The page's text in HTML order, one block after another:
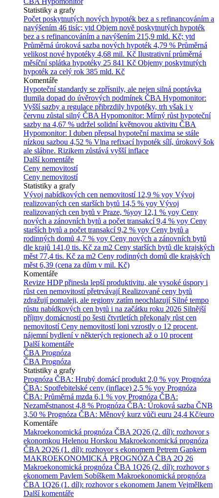
Statistiky a grafy
Počet poskytnutých nových hypoték bez a s refinancováním a
navýšením 46 tisíc; ytd Objem nově poskytnutých hypoték
bez a s refinancováním a navýšením 215,9 mld. Kč; ytd
Průměrná úroková sazba nových hypoték 4,79 % Průměrná
velikost nové hypotéky 4,68 mil. Kč Ilustrativní průměrná
měsíční splátka hypotéky 25 841 Kč Objemy poskytnutých
hypoték za celý rok 385 mld. Kč
Komentáře
Hypoteční standardy se zpřísnily, ale nejen silná poptávka
tlumila dopad do úvěrových podmínek ČBA Hypomonitor:
Vyšší sazby a regulace přibrzdily hypotéky, trh však i v
červnu zůstal silný ČBA Hypomonitor: Mírný růst hypoteční
sazby na 4,67 % udržel solidní květnovou aktivitu ČBA
Hypomonitor: I duben přepsal hypoteční maxima se stále
nízkou sazbou 4,52 % Vlna refixací hypoték sílí, úrokový šok
ale slábne. Rizikem zůstává vyšší inflace
Další komentáře
Ceny nemovitostí
Ceny nemovitostí
Statistiky a grafy
Vývoj nabídkových cen nemovitostí 12,9 % yoy Vývoj
realizovaných cen starších bytů 14,5 % yoy Vývoj
realizovaných cen bytů v Praze, %yoy 12,1 % yoy Ceny
nových a zánovních bytů a počet transakcí 9,4 % yoy Ceny
starších bytů a počet transakcí 9,2 % yoy Ceny bytů a
rodinných domů 4,7 % yoy Ceny nových a zánovních bytů
dle krajů 141,0 tis. Kč za m2 Ceny starších bytů dle krajských
měst 77,4 tis. Kč za m2 Ceny rodinných domů dle krajských
měst 6,39 (cena za dům v mil. Kč)
Komentáře
Revize HDP přinesla lepší produktivitu, ale vysoké úspory i
růst cen nemovitostí přetrvávají Realizované ceny bytů
zdražují pomaleji, ale regiony zatím neochlazují Silné tempo
růstu nabídkových cen bytů i na začátku roku 2026 Silnější
příjmy domácností po šesti čtvrtletích překonaly růst cen
nemovitostí Ceny nemovitostí loni vzrostly o 12 procent,
nájemní bydlení v některých regionech až o 10 procent
Další komentáře
ČBA Prognóza
ČBA Prognóza
Statistiky a grafy
Prognóza ČBA: Hrubý domácí produkt 2,0 % yoy Prognóza
ČBA: Spotřebitelské ceny (inflace) 2,5 % yoy Prognóza
ČBA: Průměrná mzda 6,1 % yoy Prognóza ČBA:
Nezaměstnanost 4,8 % Prognóza ČBA: Úroková sazba ČNB
3,50 % Prognóza ČBA: Měnový kurz vůči euru 24,4 Kč/euro
Komentáře
Makroekonomická prognóza ČBA 2Q26 (2. díl): rozhovor s
ekonomkou Helenou Horskou Makroekonomická prognóza
ČBA 2Q26 (1. díl): rozhovor s ekonomem Petrem Gapkem
MAKROEKONOMICKÁ PROGNÓZA ČBA 2Q 26
Makroekonomická prognóza ČBA 1Q26 (2. díl): rozhovor s
ekonomem Pavlem Sobíškem Makroekonomická prognóza
ČBA 1Q26 (1. díl): rozhovor s ekonomem Janem Vejmělkem
Další komentáře